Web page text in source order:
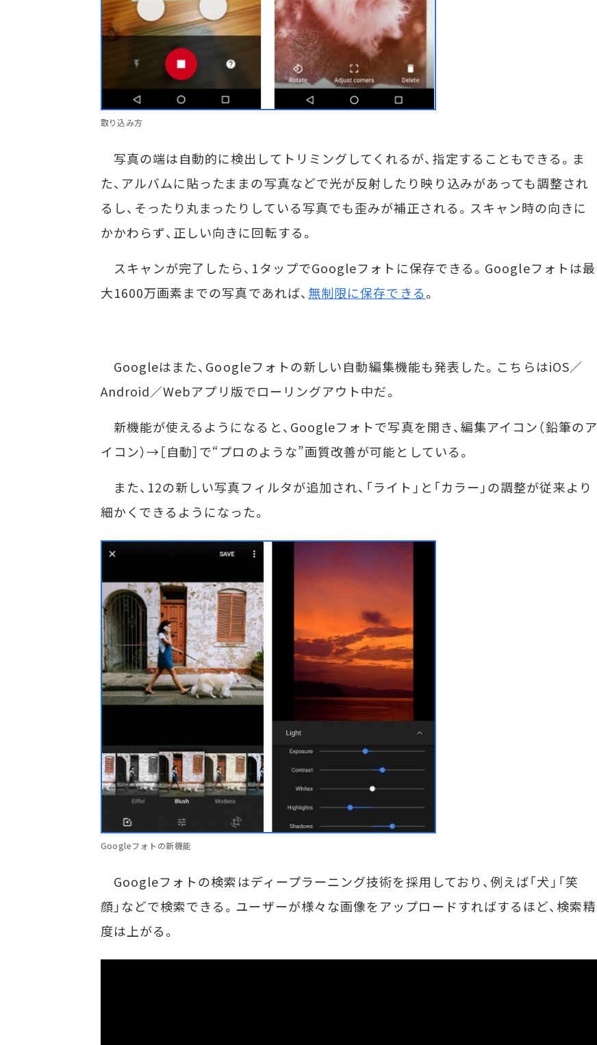
取り込み方
写真の端は自動的に検出してトリミングしてくれるが、指定することもできる。ま
た、アルバムに貼ったままの写真などで光が反射したり映り込みがあっても調整され
るし、そったり丸まったりしている写真でも歪みが補正される。スキャン時の向きに
かかわらず、正しい向きに回転する。
スキャンが完了したら、1タップでGoogleフォトに保存できる。Googleフォトは最
大1600万画素までの写真であれば、 無制限に保存できる。
Googleはまた、Googleフォトの新しい自動編集機能も発表した。こちらはiOS／
Android／Webアプリ版でローリングアウト中だ。
新機能が使えるようになると、Googleフォトで写真を開き、編集アイコン（鉛筆のア
イコン）→［自動］で“プロのような”画質改善が可能としている。
また、12の新しい写真フィルタが追加され、「ライト」と「カラー」の調整が従来より
細かくできるようになった。
Googleフォトの新機能
Googleフォトの検索はディープラーニング技術を採用しており、例えば「犬」「笑
顔」などで検索できる。ユーザーが様々な画像をアップロードすればするほど、検索精
度は上がる。